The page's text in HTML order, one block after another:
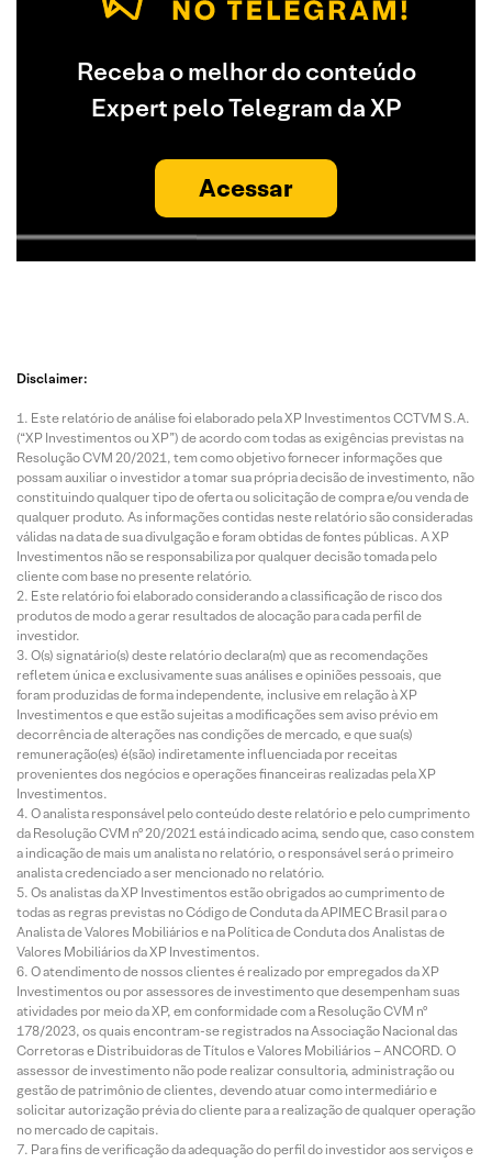
Receba o melhor do conteúdo
Expert pelo Telegram da XP
Acessar
Disclaimer:
Este relatório de análise foi elaborado pela XP Investimentos CCTVM S.A.
(“XP Investimentos ou XP”) de acordo com todas as exigências previstas na
Resolução CVM 20/2021, tem como objetivo fornecer informações que
possam auxiliar o investidor a tomar sua própria decisão de investimento, não
constituindo qualquer tipo de oferta ou solicitação de compra e/ou venda de
qualquer produto. As informações contidas neste relatório são consideradas
válidas na data de sua divulgação e foram obtidas de fontes públicas. A XP
Investimentos não se responsabiliza por qualquer decisão tomada pelo
cliente com base no presente relatório.
Este relatório foi elaborado considerando a classificação de risco dos
produtos de modo a gerar resultados de alocação para cada perfil de
investidor.
O(s) signatário(s) deste relatório declara(m) que as recomendações
refletem única e exclusivamente suas análises e opiniões pessoais, que
foram produzidas de forma independente, inclusive em relação à XP
Investimentos e que estão sujeitas a modificações sem aviso prévio em
decorrência de alterações nas condições de mercado, e que sua(s)
remuneração(es) é(são) indiretamente influenciada por receitas
provenientes dos negócios e operações financeiras realizadas pela XP
Investimentos.
O analista responsável pelo conteúdo deste relatório e pelo cumprimento
da Resolução CVM nº 20/2021 está indicado acima, sendo que, caso constem
a indicação de mais um analista no relatório, o responsável será o primeiro
analista credenciado a ser mencionado no relatório.
Os analistas da XP Investimentos estão obrigados ao cumprimento de
todas as regras previstas no Código de Conduta da APIMEC Brasil para o
Analista de Valores Mobiliários e na Política de Conduta dos Analistas de
Valores Mobiliários da XP Investimentos.
O atendimento de nossos clientes é realizado por empregados da XP
Investimentos ou por assessores de investimento que desempenham suas
atividades por meio da XP, em conformidade com a Resolução CVM nº
178/2023, os quais encontram-se registrados na Associação Nacional das
Corretoras e Distribuidoras de Títulos e Valores Mobiliários – ANCORD. O
assessor de investimento não pode realizar consultoria, administração ou
gestão de patrimônio de clientes, devendo atuar como intermediário e
solicitar autorização prévia do cliente para a realização de qualquer operação
no mercado de capitais.
Para fins de verificação da adequação do perfil do investidor aos serviços e